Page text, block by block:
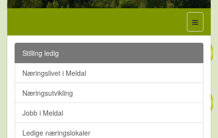
Stilling ledig
Næringslivet i Meldal
Næringsutvikling
Jobb i Meldal
Ledige næringslokaler